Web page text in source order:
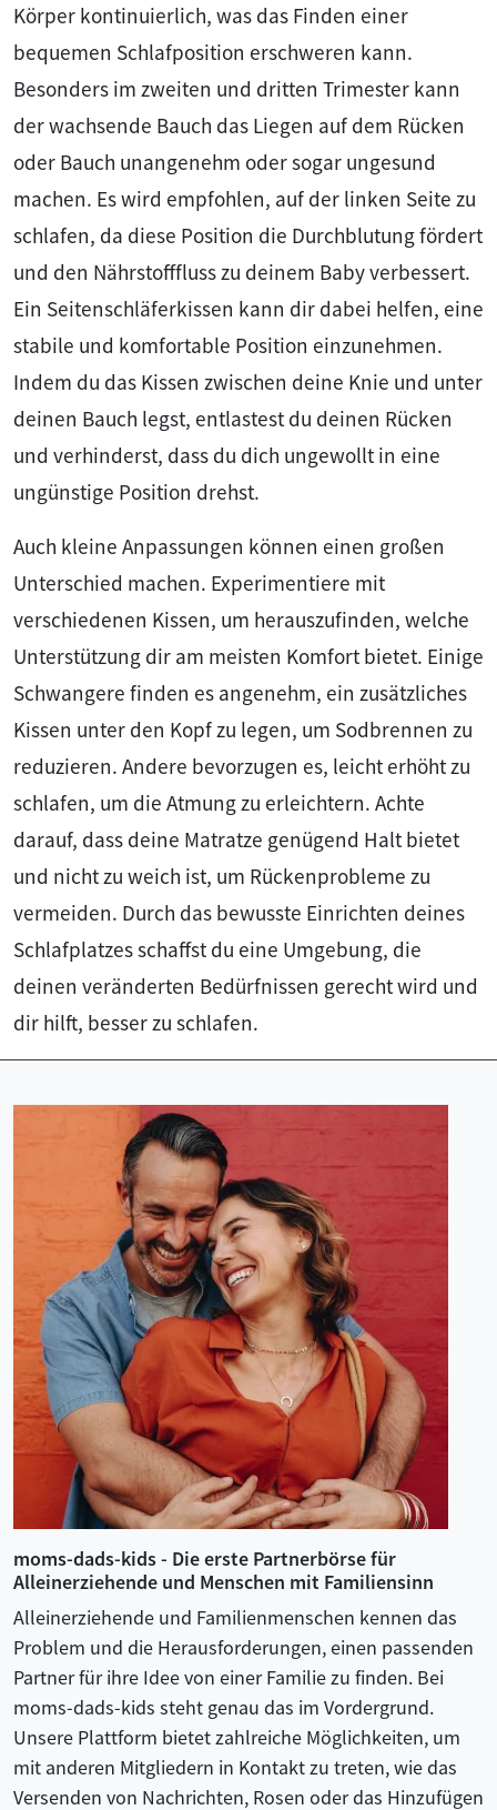
Körper kontinuierlich, was das Finden einer
bequemen Schlafposition erschweren kann.
Besonders im zweiten und dritten Trimester kann
der wachsende Bauch das Liegen auf dem Rücken
oder Bauch unangenehm oder sogar ungesund
machen. Es wird empfohlen, auf der linken Seite zu
schlafen, da diese Position die Durchblutung fördert
und den Nährstofffluss zu deinem Baby verbessert.
Ein Seitenschläferkissen kann dir dabei helfen, eine
stabile und komfortable Position einzunehmen.
Indem du das Kissen zwischen deine Knie und unter
deinen Bauch legst, entlastest du deinen Rücken
und verhinderst, dass du dich ungewollt in eine
ungünstige Position drehst.
Auch kleine Anpassungen können einen großen
Unterschied machen. Experimentiere mit
verschiedenen Kissen, um herauszufinden, welche
Unterstützung dir am meisten Komfort bietet. Einige
Schwangere finden es angenehm, ein zusätzliches
Kissen unter den Kopf zu legen, um Sodbrennen zu
reduzieren. Andere bevorzugen es, leicht erhöht zu
schlafen, um die Atmung zu erleichtern. Achte
darauf, dass deine Matratze genügend Halt bietet
und nicht zu weich ist, um Rückenprobleme zu
vermeiden. Durch das bewusste Einrichten deines
Schlafplatzes schaffst du eine Umgebung, die
deinen veränderten Bedürfnissen gerecht wird und
dir hilft, besser zu schlafen.
moms-dads-kids - Die erste Partnerbörse für
Alleinerziehende und Menschen mit Familiensinn
Alleinerziehende und Familienmenschen kennen das
Problem und die Herausforderungen, einen passenden
Partner für ihre Idee von einer Familie zu finden. Bei
moms-dads-kids steht genau das im Vordergrund.
Unsere Plattform bietet zahlreiche Möglichkeiten, um
mit anderen Mitgliedern in Kontakt zu treten, wie das
Versenden von Nachrichten, Rosen oder das Hinzufügen